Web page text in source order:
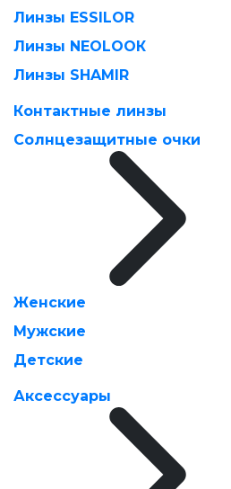
Линзы ESSILOR
Линзы NEOLOOК
Линзы SHAMIR
Контактные линзы
Солнцезащитные очки
Женские
Мужские
Детские
Аксессуары